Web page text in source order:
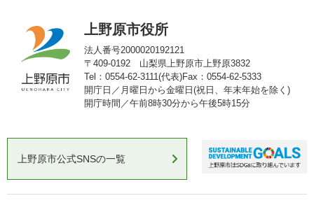
上野原市役所
法人番号2000020192121
〒409-0192 山梨県上野原市上野原3832
Tel：0554-62-3111(代表)Fax：0554-62-5333
開庁日／月曜日から金曜日(祝日、年末年始を除く)
開庁時間／午前8時30分から午後5時15分
上野原市公式SNSの一覧